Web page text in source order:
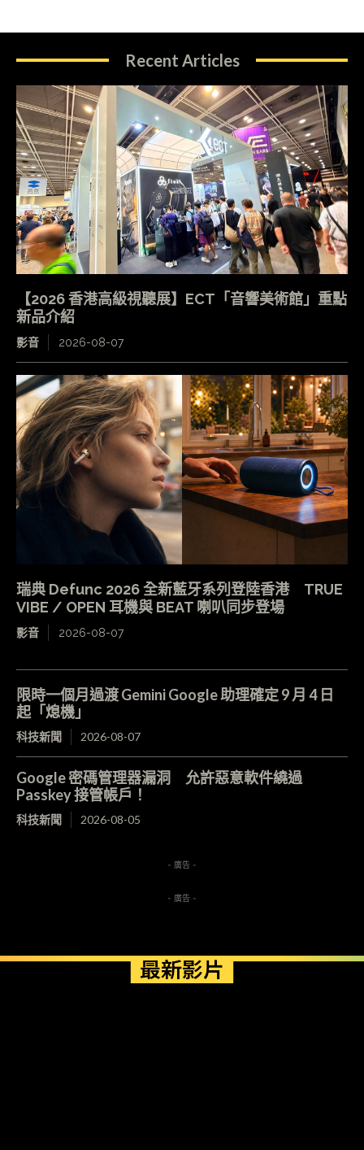
Recent Articles
【2026 香港高級視聽展】ECT「音響美術館」重點
新品介紹
影音 2026-08-07
瑞典 Defunc 2026 全新藍牙系列登陸香港 TRUE
VIBE / OPEN 耳機與 BEAT 喇叭同步登場
影音 2026-08-07
限時一個月過渡 Gemini Google 助理確定 9 月 4 日
起「熄機」
科技新聞 2026-08-07
Google 密碼管理器漏洞 允許惡意軟件繞過
Passkey 接管帳戶！
科技新聞 2026-08-05
- 廣告 -
- 廣告 -
最新影片